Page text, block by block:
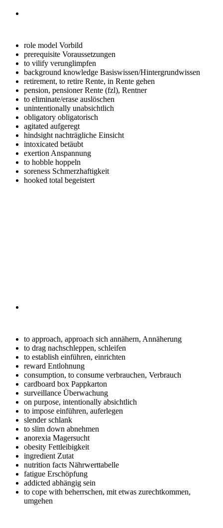
role model Vorbild
prerequisite Voraussetzungen
to vilify verunglimpfen
background knowledge Basiswissen/Hintergrundwissen
retirement, to retire Rente, in Rente gehen
pension, pensionerRente (fzl), Rentner
to eliminate/erase auslöschen
unintentionally unabsichtlich
obligatory obligatorisch
agitated aufgeregt
hindsight nachträgliche Einsicht
intoxicated betäubt
exertion Anspannung
to hobble hoppeln
soreness Schmerzhaftigkeit
hooked total begeistert
to approach, approach sich annähern, Annäherung
to drag nachschleppen, schleifen
to establish einführen, einrichten
reward Entlohnung
consumption, to consume verbrauchen, Verbrauch
cardboard box Pappkarton
surveillance Überwachung
on purpose, intentionally absichtlich
to impose einführen, auferlegen
slenderschlank
to slim down abnehmen
anorexia Magersucht
obesity Fettleibigkeit
ingredient Zutat
nutrition facts Nährwerttabelle
fatigue Erschöpfung
addicted abhängig sein
to cope with beherrschen, mit etwas zurechtkommen,
umgehen